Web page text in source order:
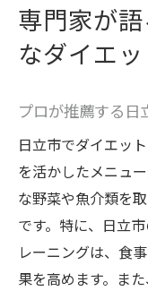
専門家が
なダイエ
プロが推薦する日
日立市でダイエッ
を活かしたメニュ
な野菜や魚介類を
です。特に、日立
レーニングは、食
果を高めます。ま